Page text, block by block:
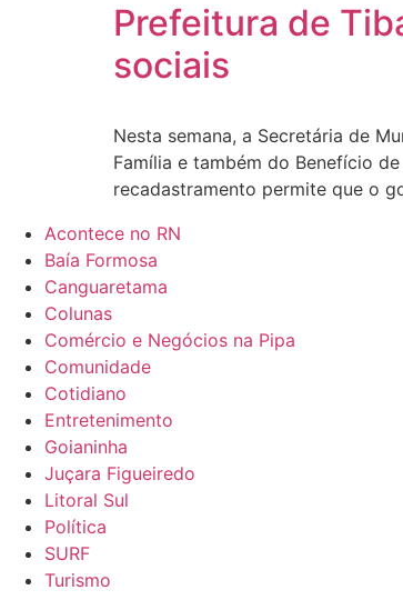
Prefeitura de
sociais
Nesta semana, a Secretária de
Família e também do Benefício
recadastramento permite que o
Acontece no RN
Baía Formosa
Canguaretama
Colunas
Comércio e Negócios na Pipa
Comunidade
Cotidiano
Entretenimento
Goianinha
Juçara Figueiredo
Litoral Sul
Política
SURF
Turismo